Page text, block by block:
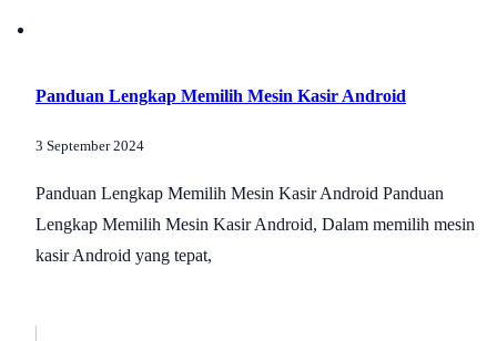
Panduan Lengkap Memilih Mesin Kasir Android
3 September 2024
Panduan Lengkap Memilih Mesin Kasir Android Panduan
Lengkap Memilih Mesin Kasir Android, Dalam memilih mesin
kasir Android yang tepat,